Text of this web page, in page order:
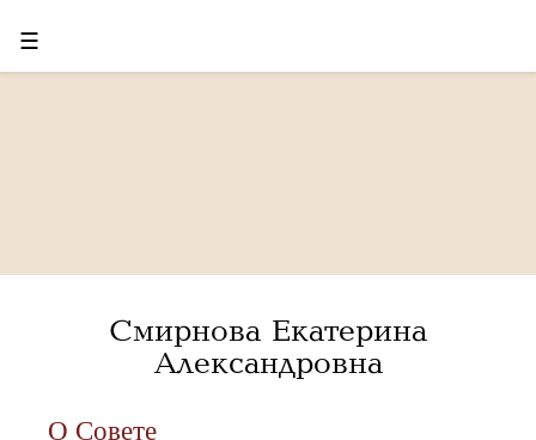
☰
Смирнова Екатерина
Александровна
О Совете